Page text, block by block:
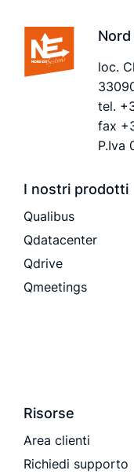
loc.
tel.
fax
P.Iva
I nostri prodotti
Qualibus
Qdatacenter
Qdrive
Qmeetings
Risorse
Area clienti
Richiedi supporto